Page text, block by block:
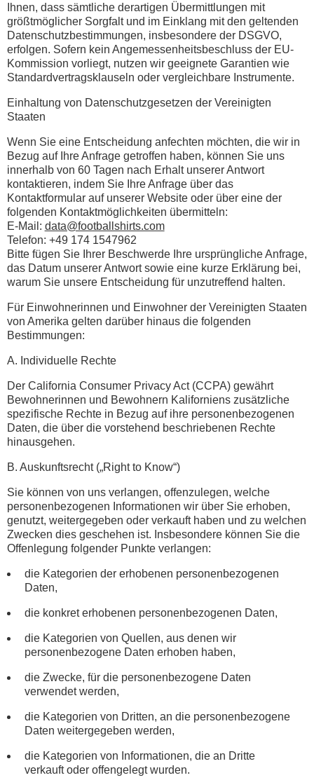
Ihnen, dass sämtliche derartigen Übermittlungen mit
größtmöglicher Sorgfalt und im Einklang mit den geltenden
Datenschutzbestimmungen, insbesondere der DSGVO,
erfolgen. Sofern kein Angemessenheitsbeschluss der EU-
Kommission vorliegt, nutzen wir geeignete Garantien wie
Standardvertragsklauseln oder vergleichbare Instrumente.
Einhaltung von Datenschutzgesetzen der Vereinigten
Staaten
Wenn Sie eine Entscheidung anfechten möchten, die wir in
Bezug auf Ihre Anfrage getroffen haben, können Sie uns
innerhalb von 60 Tagen nach Erhalt unserer Antwort
kontaktieren, indem Sie Ihre Anfrage über das
Kontaktformular auf unserer Website oder über eine der
folgenden Kontaktmöglichkeiten übermitteln:
E-Mail: data@footballshirts.com
Telefon: +49 174 1547962
Bitte fügen Sie Ihrer Beschwerde Ihre ursprüngliche Anfrage,
das Datum unserer Antwort sowie eine kurze Erklärung bei,
warum Sie unsere Entscheidung für unzutreffend halten.
Für Einwohnerinnen und Einwohner der Vereinigten Staaten
von Amerika gelten darüber hinaus die folgenden
Bestimmungen:
A. Individuelle Rechte
Der California Consumer Privacy Act (CCPA) gewährt
Bewohnerinnen und Bewohnern Kaliforniens zusätzliche
spezifische Rechte in Bezug auf ihre personenbezogenen
Daten, die über die vorstehend beschriebenen Rechte
hinausgehen.
B. Auskunftsrecht („Right to Know“)
Sie können von uns verlangen, offenzulegen, welche
personenbezogenen Informationen wir über Sie erhoben,
genutzt, weitergegeben oder verkauft haben und zu welchen
Zwecken dies geschehen ist. Insbesondere können Sie die
Offenlegung folgender Punkte verlangen:
die Kategorien der erhobenen personenbezogenen
Daten,
die konkret erhobenen personenbezogenen Daten,
die Kategorien von Quellen, aus denen wir
personenbezogene Daten erhoben haben,
die Zwecke, für die personenbezogene Daten
verwendet werden,
die Kategorien von Dritten, an die personenbezogene
Daten weitergegeben werden,
die Kategorien von Informationen, die an Dritte
verkauft oder offengelegt wurden.